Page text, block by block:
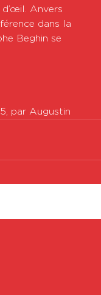
Anvers
dans la
Beghin se
par Augustin